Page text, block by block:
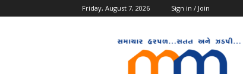
Friday, August 7, 2026 Sign in / Join